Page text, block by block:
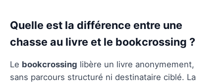
Quelle est la différence entre une
chasse au livre et le bookcrossing ?
Le bookcrossing libère un livre anonymement,
sans parcours structuré ni destinataire ciblé. La